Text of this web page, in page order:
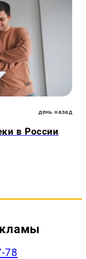
день назад
в России
78